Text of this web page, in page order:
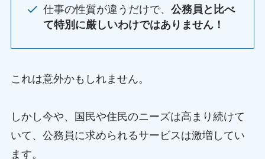
仕事の性質が違うだけで、 公務員と比べ
て特別に厳しいわけではありません！
これは意外かもしれません。
しかし今や、国民や住民のニーズは高まり続けて
いて、公務員に求められるサービスは激増してい
ます。